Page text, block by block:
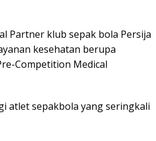
Partner klub sepak bola Persija
kesehatan berupa
Competition Medical
atlet sepakbola yang seringkali